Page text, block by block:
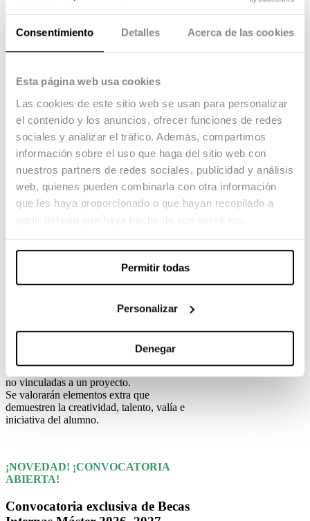
Consentimiento Detalles Acerca de las cookies
Esta página web usa cookies
Las cookies de este sitio web se usan para personalizar
el contenido y los anuncios, ofrecer funciones de redes
sociales y analizar el tráfico. Además, compartimos
información sobre el uso que haga del sitio web con
nuestros partners de redes sociales, publicidad y análisis
web, quienes pueden combinarla con otra información
que les haya proporcionado o que hayan recopilado a
Permitir todas
Personalizar
Denegar
beca, que podrán recuperar una vez acabe el
curso, habiendo cumplido con las funciones
de becario/a y finalizado el máster con el
aspirar a estas becas, únicamente pueden
aspirar a las de
¿Cómo aplicar?
¡CONVOCATORIA
CERRADA!
Para poder optar a esta beca el aspirante
deberá enviar un link al portfolio accesible
en un formato digital al coordinador de
másters del1 al 4 de mayo de 2026al
siguiente mail:becas.master@escac.es
Únicamente se puede aplicar a un máster
La inscripción al máster se realizará una vez
motivacional de máximo 600 palabras.
Reel con cortometrajes o trabajos en
cualquier ámbito que muestren intereses o
habilidades especiales del alumno, estén o
no vinculadas a un proyecto.
Se valorarán elementos extra que
demuestren la creatividad, talento, valía e
iniciativa del alumno.
¡NOVEDAD! ¡CONVOCATORIA
ABIERTA!
Convocatoria exclusiva de Becas